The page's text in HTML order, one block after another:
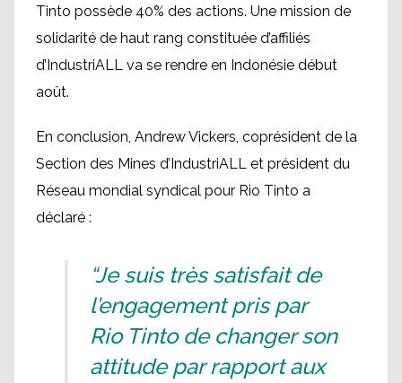
Tinto possède 40% des actions. Une mission de
solidarité de haut rang constituée d’affiliés
d’IndustriALL va se rendre en Indonésie début
août.
En conclusion, Andrew Vickers, coprésident de la
Section des Mines d’IndustriALL et président du
Réseau mondial syndical pour Rio Tinto a
déclaré :
“Je suis très satisfait de
l’engagement pris par
Rio Tinto de changer son
attitude par rapport aux